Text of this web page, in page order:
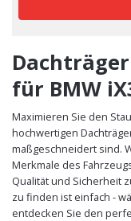
für BMW
Maximieren Sie den
hochwertigen
maßgeschneidert sind.
Merkmale des
Qualität und Sicherheit
zu finden ist einfach -
entdecken Sie den